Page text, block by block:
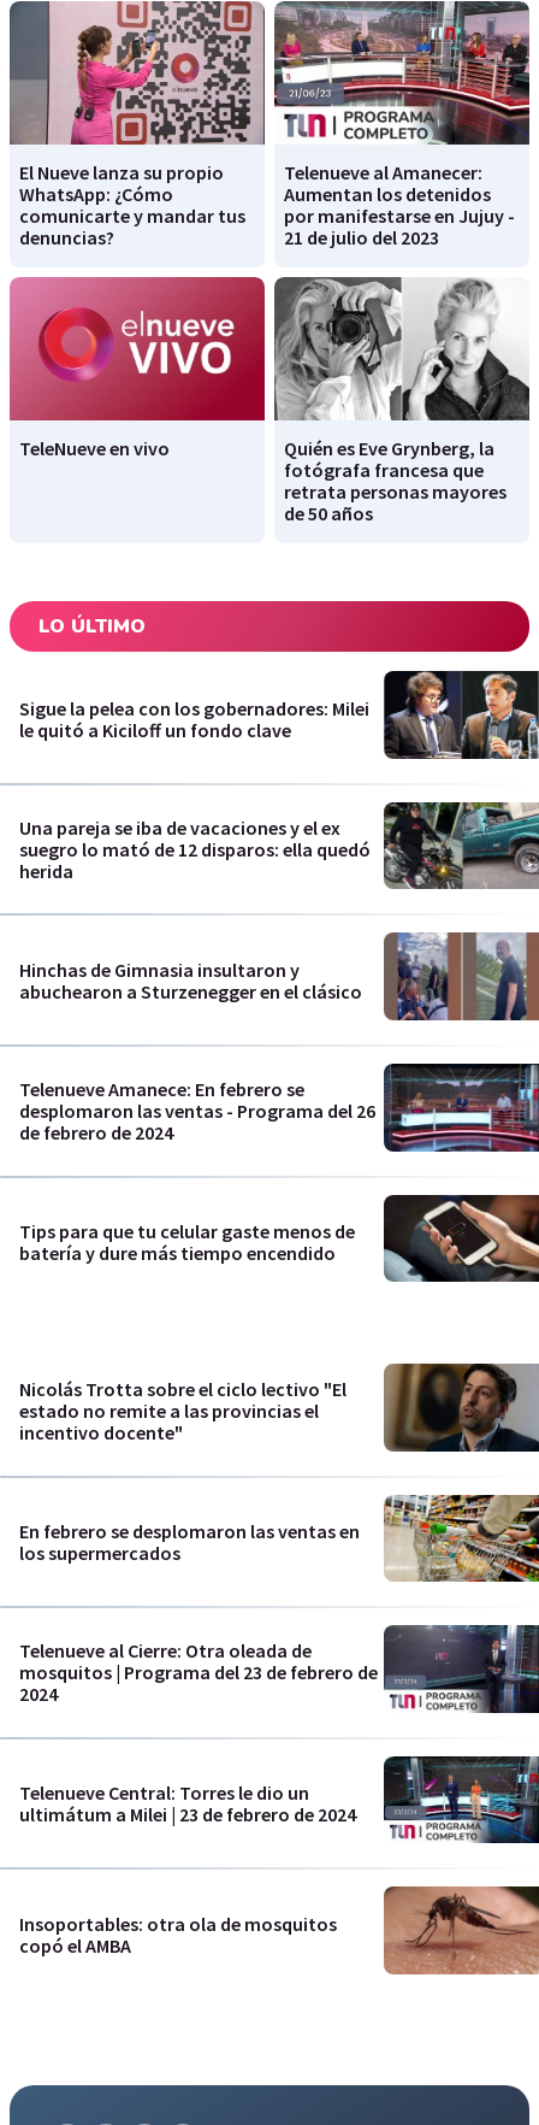
El Nueve lanza su propio
WhatsApp: ¿Cómo
comunicarte y mandar tus
denuncias?
Telenueve al Amanecer:
Aumentan los detenidos
por manifestarse en Jujuy -
21 de julio del 2023
TeleNueve en vivo
Quién es Eve Grynberg, la
fotógrafa francesa que
retrata personas mayores
de 50 años
LO ÚLTIMO
Sigue la pelea con los gobernadores: Milei
le quitó a Kiciloff un fondo clave
Una pareja se iba de vacaciones y el ex
suegro lo mató de 12 disparos: ella quedó
herida
Hinchas de Gimnasia insultaron y
abuchearon a Sturzenegger en el clásico
Telenueve Amanece: En febrero se
desplomaron las ventas - Programa del 26
de febrero de 2024
Tips para que tu celular gaste menos de
batería y dure más tiempo encendido
Nicolás Trotta sobre el ciclo lectivo "El
estado no remite a las provincias el
incentivo docente"
En febrero se desplomaron las ventas en
los supermercados
Telenueve al Cierre: Otra oleada de
mosquitos | Programa del 23 de febrero de
2024
Telenueve Central: Torres le dio un
ultimátum a Milei | 23 de febrero de 2024
Insoportables: otra ola de mosquitos
copó el AMBA